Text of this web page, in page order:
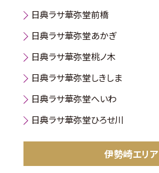
日典ラサ華弥堂前橋
日典ラサ華弥堂あかぎ
日典ラサ華弥堂桃ノ木
日典ラサ華弥堂しきしま
日典ラサ華弥堂へいわ
日典ラサ華弥堂ひろせ川
伊勢崎エリア